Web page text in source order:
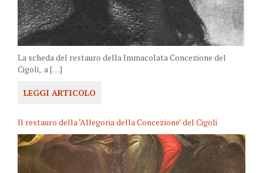
La scheda del restauro della Immacolata Concezione del
Cigoli, a […]
LEGGI ARTICOLO
Il restauro della ‘Allegoria della Concezione’ del Cigoli